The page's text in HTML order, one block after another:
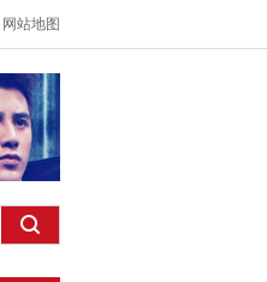
网站地图